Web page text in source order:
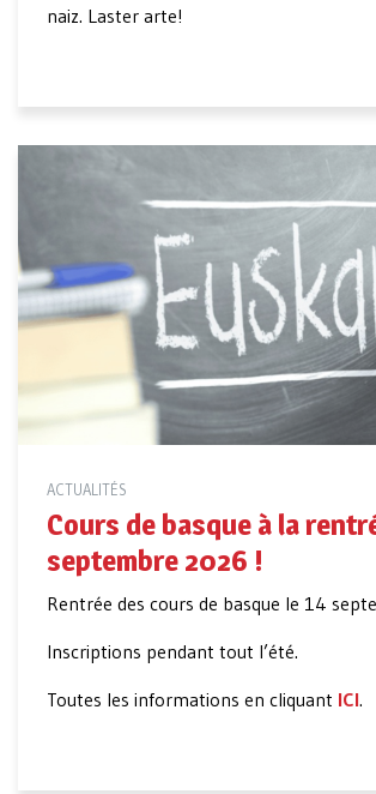
naiz. Laster arte!
ACTUALITÉS
Cours de basque à la
septembre 2026 !
Rentrée des cours de basque le 14
Inscriptions pendant tout l’été.
Toutes les informations en cliquant ICI.